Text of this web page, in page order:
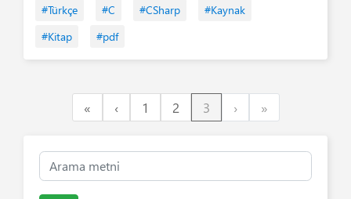
#Türkçe #C #CSharp
#Kaynak
#Kitap
#pdf
«First ‹Previous
1 2 3 ›Next»Last